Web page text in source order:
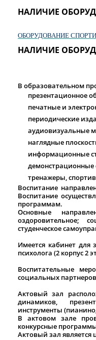
НАЛИЧИЕ
ОБОРУДОВАНИЕ
НАЛИЧИЕ
В образовательном
презентационное
печатные и
периодические
аудиовизуальные
наглядные
информационные
демонстрационные
тренажеры,
Воспитание
Воспитание
программам.
Основные
оздоровительное;
студенческое
Имеется кабинет для
психолога (2 корпус 2
Воспитательные
социальных
Актовый зал
динамиков,
инструменты
В актовом зале
конкурсные
Актовый зал является